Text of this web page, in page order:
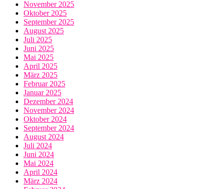
November 2025
Oktober 2025
September 2025
August 2025
Juli 2025
Juni 2025
Mai 2025
April 2025
März 2025
Februar 2025
Januar 2025
Dezember 2024
November 2024
Oktober 2024
September 2024
August 2024
Juli 2024
Juni 2024
Mai 2024
April 2024
März 2024